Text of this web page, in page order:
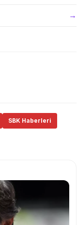
→
SBK Haberleri